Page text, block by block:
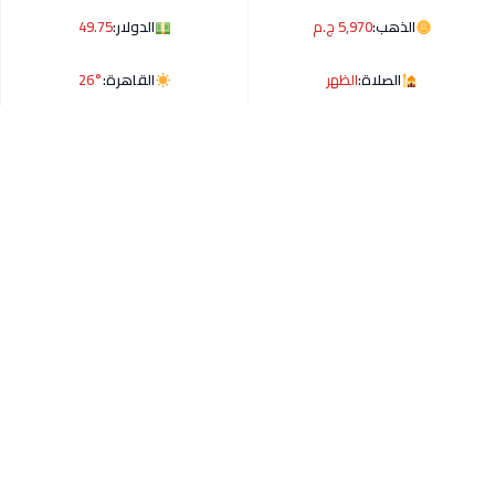
الذهب:5,970 ج.م الدولار:49.75
الصلاة:الظهر القاهرة:26°